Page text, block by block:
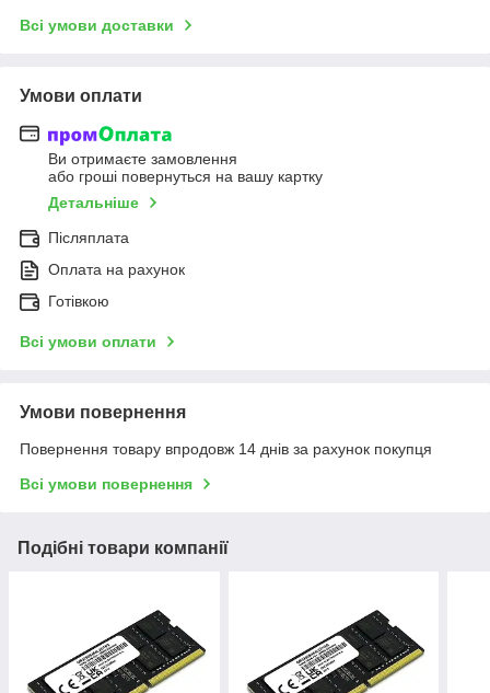
Всі умови доставки
Умови оплати
Ви отримаєте замовлення
або гроші повернуться на вашу картку
Детальніше
Післяплата
Оплата на рахунок
Готівкою
Всі умови оплати
Умови повернення
Повернення товару впродовж 14 днів за рахунок покупця
Всі умови повернення
Подібні товари компанії